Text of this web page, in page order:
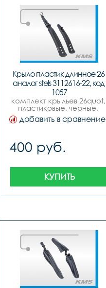
Крыло пластик длинное 26
аналог stels 3112616-22, код
1057
комплект крыльев 26quot,
пластиковые, черные,
удлиненные, аналог stels.
добавить в сравнение
400 руб.
КУПИТЬ